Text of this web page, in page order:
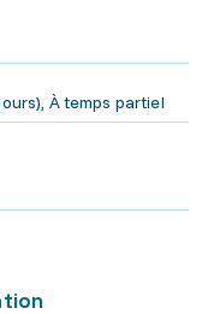
À temps partiel